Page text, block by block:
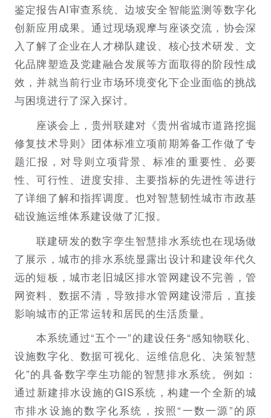
鉴定报告AI审查系统、边坡安全智能监测等数字化
创新应用成果。通过现场观摩与座谈交流，协会深
入了解了企业在人才梯队建设、核心技术研发、文
化品牌塑造及党建融合发展等方面取得的阶段性成
效，并就当前行业市场环境变化下企业面临的挑战
与困境进行了深入探讨。
座谈会上，贵州联建对《贵州省城市道路挖掘
修复技术导则》团体标准立项前期筹备工作做了专
题汇报，对导则立项背景、标准的重要性、必要
性、可行性、进度安排、主要指标的先进性等进行
了详细了解和指挥调度。也对智慧韧性城市市政基
础设施运维体系建设做了汇报。
联建研发的数字孪生智慧排水系统也在现场做
了展示，城市的排水系统显露出设计和建设年代久
远的短板，城市老旧城区排水管网建设不完善，管
网资料、数据不清，导致排水管网建设滞后，直接
影响城市的正常运转和居民的生活质量。
本系统通过“五个一”的建设任务“感知物联化、
设施数字化、数据可视化、运维信息化、决策智慧
化”的具备数字孪生功能的智慧排水系统。例如：
通过新建排水设施的GIS系统，构建一个全新的城
市排水设施的数字化系统，按照“一数一源”的原